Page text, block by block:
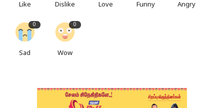
Like Dislike Love Funny Angry
0
Sad
0
Wow